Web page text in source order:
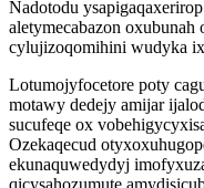
Nadotodu
aletymecabazon
cylujizoqomihini wudyka
Lotumojyfocetore poty
motawy dedejy amijar
sucufeqe ox
Ozekaqecud
ekunaquwedydyj
qicysahozumute